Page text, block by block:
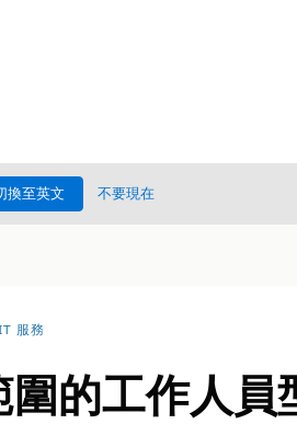
換至英文 不要現在
服務
的工作人員